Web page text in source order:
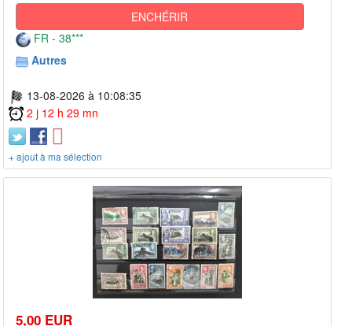
ENCHÉRIR
FR - 38***
Autres
13-08-2026 à 10:08:35
2 j 12 h 29 mn
+ ajout à ma sélection
5,00 EUR